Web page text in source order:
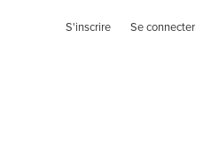
S'inscrire Se connecter